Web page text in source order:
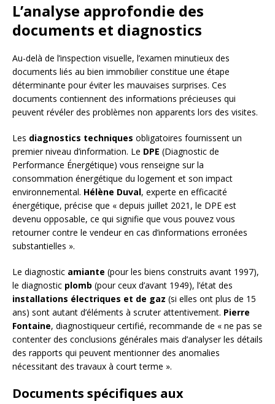
L’analyse approfondie des
documents et diagnostics
Au-delà de l’inspection visuelle, l’examen minutieux des
documents liés au bien immobilier constitue une étape
déterminante pour éviter les mauvaises surprises. Ces
documents contiennent des informations précieuses qui
peuvent révéler des problèmes non apparents lors des visites.
Les diagnostics techniques obligatoires fournissent un
premier niveau d’information. Le DPE (Diagnostic de
Performance Énergétique) vous renseigne sur la
consommation énergétique du logement et son impact
environnemental. Hélène Duval, experte en efficacité
énergétique, précise que « depuis juillet 2021, le DPE est
devenu opposable, ce qui signifie que vous pouvez vous
retourner contre le vendeur en cas d’informations erronées
substantielles ».
Le diagnostic amiante (pour les biens construits avant 1997),
le diagnostic plomb (pour ceux d’avant 1949), l’état des
installations électriques et de gaz (si elles ont plus de 15
ans) sont autant d’éléments à scruter attentivement. Pierre
Fontaine, diagnostiqueur certifié, recommande de « ne pas se
contenter des conclusions générales mais d’analyser les détails
des rapports qui peuvent mentionner des anomalies
nécessitant des travaux à court terme ».
Documents spécifiques aux